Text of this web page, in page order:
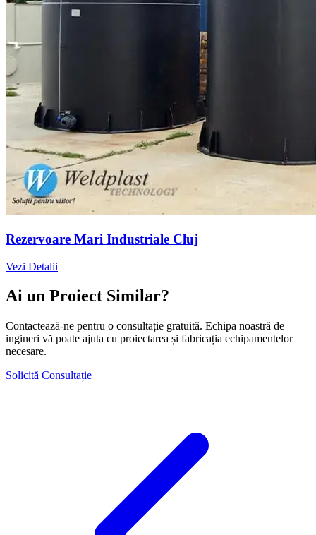
Rezervoare Mari Industriale Cluj
Vezi Detalii
Ai un Proiect Similar?
Contactează-ne pentru o consultație gratuită. Echipa noastră de
ingineri vă poate ajuta cu proiectarea și fabricația echipamentelor
necesare.
Solicită Consultație